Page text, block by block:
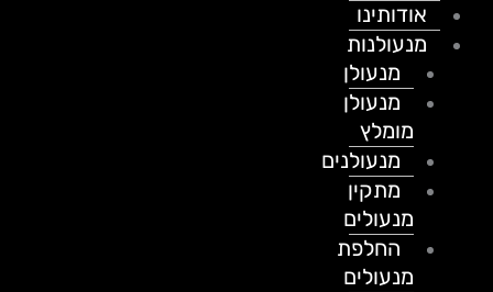
אודותינו
מנעולנות
מנעולן
מנעולן
מומלץ
מנעולנים
מתקין
מנעולים
החלפת
מנעולים